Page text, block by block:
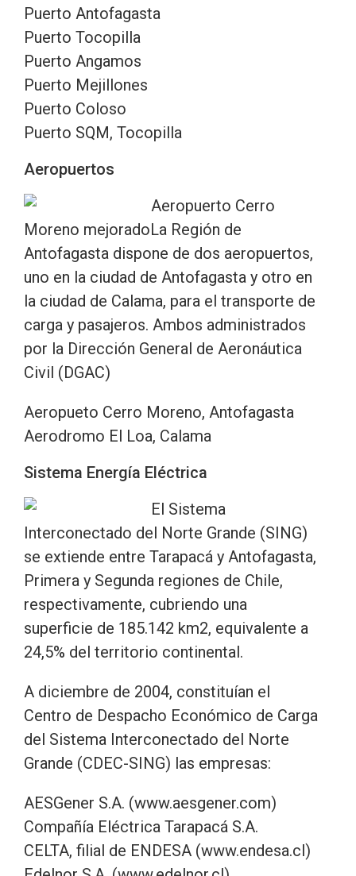
Puerto Antofagasta
Puerto Tocopilla
Puerto Angamos
Puerto Mejillones
Puerto Coloso
Puerto SQM, Tocopilla
Aeropuertos
Aeropuerto Cerro
Moreno mejoradoLa Región de
Antofagasta dispone de dos aeropuertos,
uno en la ciudad de Antofagasta y otro en
la ciudad de Calama, para el transporte de
carga y pasajeros. Ambos administrados
por la Dirección General de Aeronáutica
Civil (DGAC)
Aeropueto Cerro Moreno, Antofagasta
Aerodromo El Loa, Calama
Sistema Energía Eléctrica
El Sistema
Interconectado del Norte Grande (SING)
se extiende entre Tarapacá y Antofagasta,
Primera y Segunda regiones de Chile,
respectivamente, cubriendo una
superficie de 185.142 km2, equivalente a
24,5% del territorio continental.
A diciembre de 2004, constituían el
Centro de Despacho Económico de Carga
del Sistema Interconectado del Norte
Grande (CDEC-SING) las empresas:
AESGener S.A. (www.aesgener.com)
Compañía Eléctrica Tarapacá S.A.
CELTA, filial de ENDESA (www.endesa.cl)